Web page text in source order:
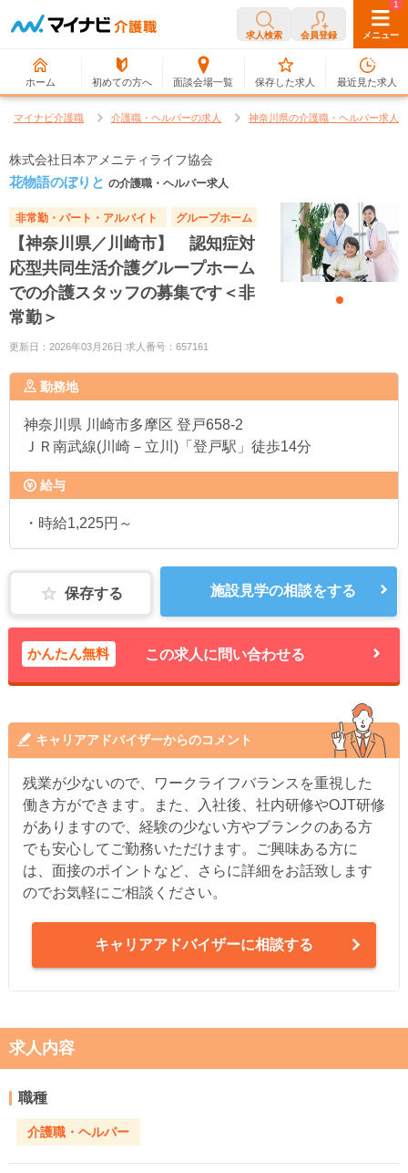
求人検索 会員登録 メニュー
ホーム 初めての方へ 面談会場一覧
0
保存した求人
1
最近見た求人
マイナビ介護職 介護職・ヘルパーの求人 神奈川県の介護職・ヘルパー求人
株式会社日本アメニティライフ協会
花物語のぼりと の介護職・ヘルパー求人
非常勤・パート・アルバイト グループホーム
【神奈川県／川崎市】 認知症対
応型共同生活介護グループホーム
での介護スタッフの募集です＜非
常勤＞
更新日：2026年03月26日 求人番号：657161
勤務地
神奈川県 川崎市多摩区 登戸658-2
ＪＲ南武線(川崎－立川)「登戸駅」徒歩14分
給与
・時給1,225円～
保存する 施設見学の相談をする
かんたん無料 この求人に問い合わせる
キャリアアドバイザーからのコメント
残業が少ないので、ワークライフバランスを重視した
働き方ができます。また、入社後、社内研修やOJT研修
がありますので、経験の少ない方やブランクのある方
でも安心してご勤務いただけます。ご興味ある方に
は、面接のポイントなど、さらに詳細をお話致します
のでお気軽にご相談ください。
キャリアアドバイザーに相談する
求人内容
職種
介護職・ヘルパー